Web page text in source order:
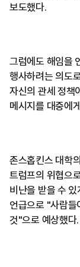
보도했다.
그럼에도 해임을
행사하려는 의도
자신의 관세 정책
메시지를 대중에
존스홉킨스 대학
트럼프의 위협으
비난을 받을 수
언급으로 "사람들
것"으로 예상했다.